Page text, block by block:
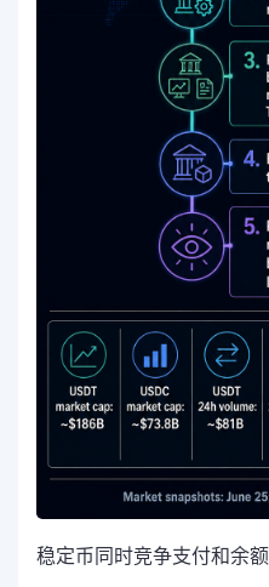
稳定币同时竞争支付和余额